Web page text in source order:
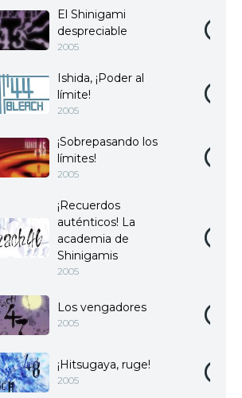
El Shinigami
despreciable
2005
Ishida, ¡Poder al
límite!
2005
¡Sobrepasando los
límites!
2005
¡Recuerdos
auténticos! La
academia de
Shinigamis
2005
Los vengadores
2005
¡Hitsugaya, ruge!
2005